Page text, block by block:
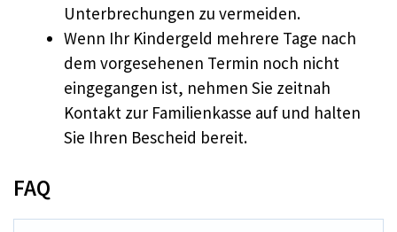
Unterbrechungen zu vermeiden.
Wenn Ihr Kindergeld mehrere Tage nach
dem vorgesehenen Termin noch nicht
eingegangen ist, nehmen Sie zeitnah
Kontakt zur Familienkasse auf und halten
Sie Ihren Bescheid bereit.
FAQ